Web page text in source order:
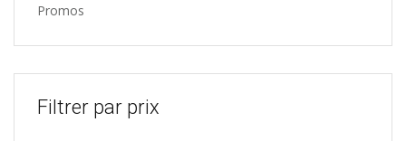
Promos
Filtrer par prix